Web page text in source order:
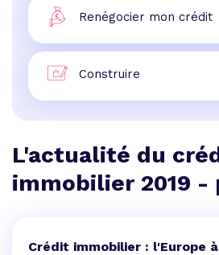
Renégocier mon crédit
Construire
L'actualité du
immobilier 2019 -
Crédit immobilier : l'Europe